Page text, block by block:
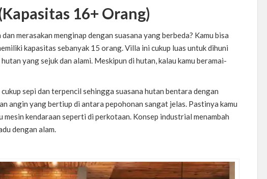
16+ Orang)
merasakan menginap dengan suasana yang berbeda? Kamu bisa
kapasitas sebanyak 15 orang. Villa ini cukup luas untuk dihuni
yang sejuk dan alami. Meskipun di hutan, kalau kamu beramai-
sepi dan terpencil sehingga suasana hutan bentara dengan
angin yang bertiup di antara pepohonan sangat jelas. Pastinya kamu
mesin kendaraan seperti di perkotaan. Konsep industrial menambah
dengan alam.